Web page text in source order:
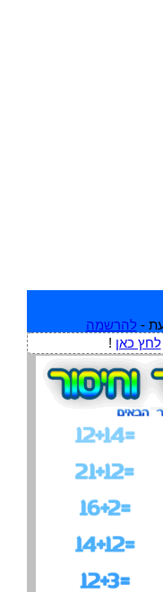
- להרשמה
לחץ כאן !